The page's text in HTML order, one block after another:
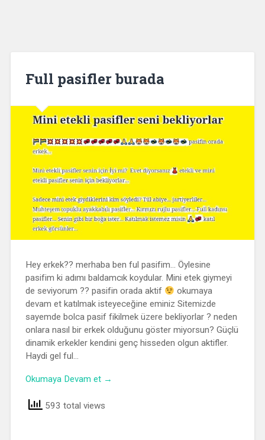
Full pasifler burada
Hey erkek?? merhaba ben ful pasifim… Öylesine
pasifim ki adımı baldamcık koydular. Mini etek giymeyi
de seviyorum ?? pasifin orada aktif
okumaya
devam et katılmak isteyeceğine eminiz Sitemizde
sayemde bolca pasif fikilmek üzere bekliyorlar ? neden
onlara nasıl bir erkek olduğunu göster miyorsun? Güçlü
dinamik erkekler kendini genç hisseden olgun aktifler.
Haydi gel ful…
Okumaya Devam et →
593 total views